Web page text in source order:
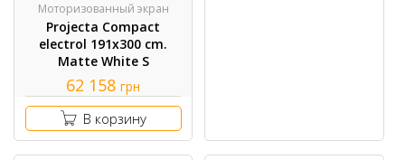
Моторизованный экран
Projecta Compact
electrol 191x300 cm.
Matte White S
62 158 грн
В корзину